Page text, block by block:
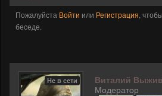
Пожалуйста Войти или Регистрация,
беседе.
Не в сети
Виталий
Модератор